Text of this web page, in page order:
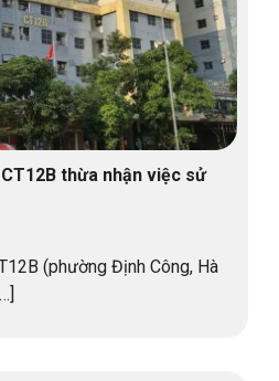
thừa nhận việc sử
(phường Định Công, Hà